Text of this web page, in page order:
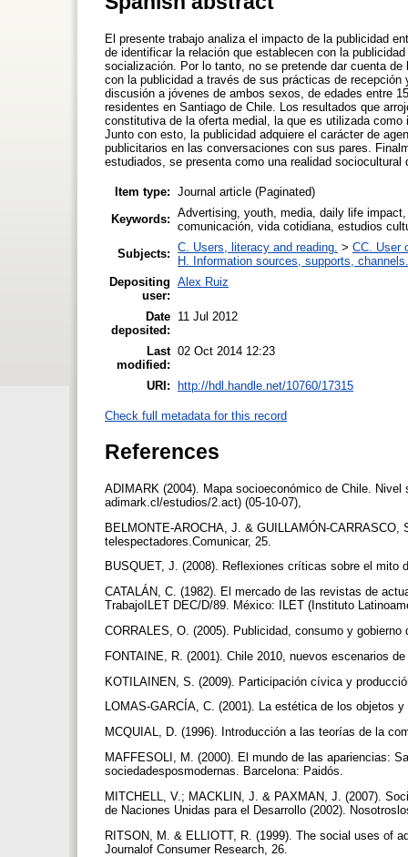
El presente trabajo analiza el impacto de la publicidad
de identificar la relación que establecen con la
socialización. Por lo tanto, no se pretende dar cuenta
con la publicidad a través de sus prácticas de
discusión a jóvenes de ambos sexos, de edades entre
residentes en Santiago de Chile. Los resultados que
constitutiva de la oferta medial, la que es utilizada
Junto con esto, la publicidad adquiere el carácter de
publicitarios en las conversaciones con sus pares.
estudiados, se presenta como una realidad
Item type: Journal article (Paginated)
Keywords: Advertising, youth, media, daily life
comunicación, vida cotidiana, estudios
Subjects: C. Users, literacy and reading. > CC. User
H. Information sources, supports, channels.
Depositing
user:
Alex Ruiz
Date
deposited:
11 Jul 2012
Last
modified:
02 Oct 2014 12:23
URI: http://hdl.handle.net/10760/17315
Check full metadata for this record
References
ADIMARK (2004). Mapa socioeconómico de Chile.
adimark.cl/estudios/2.act) (05-10-07),
BELMONTE-AROCHA, J. & GUILLAMÓN-
telespectadores.Comunicar, 25.
BUSQUET, J. (2008). Reflexiones críticas sobre el
CATALÁN, C. (1982). El mercado de las revistas de
TrabajoILET DEC/D/89. México: ILET (Instituto
CORRALES, O. (2005). Publicidad, consumo y
FONTAINE, R. (2001). Chile 2010, nuevos escenarios
KOTILAINEN, S. (2009). Participación cívica y
LOMAS-GARCÍA, C. (2001). La estética de los objetos
MCQUIAL, D. (1996). Introducción a las teorías de la
MAFFESOLI, M. (2000). El mundo de las apariencias:
sociedadesposmodernas. Barcelona: Paidós.
MITCHELL, V.; MACKLIN, J. & PAXMAN, J. (2007).
de Naciones Unidas para el Desarrollo (2002).
RITSON, M. & ELLIOTT, R. (1999). The social uses of
Journalof Consumer Research, 26.